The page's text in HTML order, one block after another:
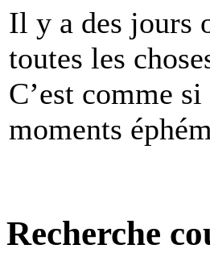
Il y a des jours
toutes les
C’est comme
moments
Recherche